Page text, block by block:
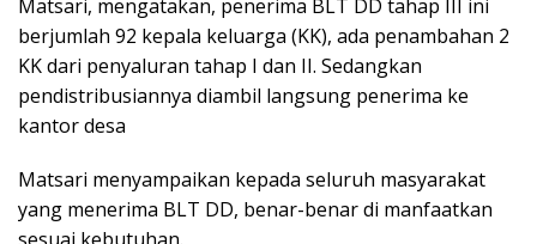
Matsari, mengatakan, penerima BLT DD tahap III ini
berjumlah 92 kepala keluarga (KK), ada penambahan 2
KK dari penyaluran tahap I dan II. Sedangkan
pendistribusiannya diambil langsung penerima ke
kantor desa
Matsari menyampaikan kepada seluruh masyarakat
yang menerima BLT DD, benar-benar di manfaatkan